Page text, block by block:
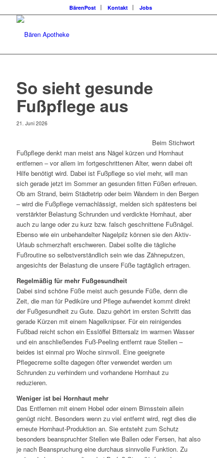
BärenPost Kontakt Jobs
So sieht gesunde
Fußpflege aus
21. Juni 2026
Beim Stichwort
Fußpflege denkt man meist ans Nägel kürzen und Hornhaut
entfernen – vor allem im fortgeschrittenen Alter, wenn dabei oft
Hilfe benötigt wird. Dabei ist Fußpflege so viel mehr, will man
sich gerade jetzt im Sommer an gesunden fitten Füßen erfreuen.
Ob am Strand, beim Städtetrip oder beim Wandern in den Bergen
– wird die Fußpflege vernachlässigt, melden sich spätestens bei
verstärkter Belastung Schrunden und verdickte Hornhaut, aber
auch zu lange oder zu kurz bzw. falsch geschnittene Fußnägel.
Ebenso wie ein unbehandelter Nagelpilz können sie den Aktiv-
Urlaub schmerzhaft erschweren. Dabei sollte die tägliche
Fußroutine so selbstverständlich sein wie das Zähneputzen,
angesichts der Belastung die unsere Füße tagtäglich ertragen.
Regelmäßig für mehr Fußgesundheit
Dabei sind schöne Füße meist auch gesunde Füße, denn die
Zeit, die man für Pediküre und Pflege aufwendet kommt direkt
der Fußgesundheit zu Gute. Dazu gehört im ersten Schritt das
gerade Kürzen mit einem Nagelknipser. Für ein reinigendes
Fußbad reicht schon ein Esslöffel Bittersalz im warmen Wasser
und ein anschließendes Fuß-Peeling entfernt raue Stellen –
beides ist einmal pro Woche sinnvoll. Eine geeignete
Pflegecreme sollte dagegen öfter verwendet werden um
Schrunden zu verhindern und vorhandene Hornhaut zu
reduzieren.
Weniger ist bei Hornhaut mehr
Das Entfernen mit einem Hobel oder einem Bimsstein allein
genügt nicht. Besonders wenn zu viel entfernt wird, regt dies die
erneute Hornhaut-Produktion an. Sie entsteht zum Schutz
besonders beanspruchter Stellen wie Ballen oder Fersen, hat also
je nach Beanspruchung eine durchaus sinnvolle Funktion. Zu